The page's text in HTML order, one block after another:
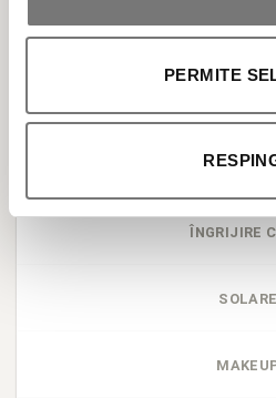
PERMITE
Cele mai populare categorii
ÎNGRIJIRE
ÎNGRIJIRE
SOLARE